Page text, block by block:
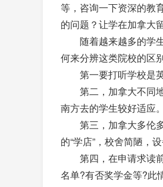
等，咨询一下资深的教
的问题？让学在加拿大
随着越来越多的学生
何来分辨这类院校的区
第一要打听学校是英
第二，加拿大不同地
南方去的学生较好适应。
第三，加拿大多伦多
的“学店”，校舍简陋，
第四，在申请求读前
名单?有否奖学金等?此